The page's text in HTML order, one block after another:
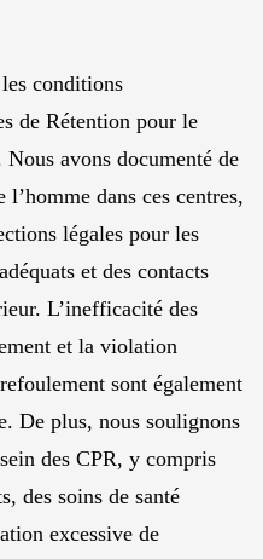
conditions
de Rétention pour le
avons documenté de
dans ces centres,
légales pour les
et des contacts
L’inefficacité des
et la violation
sont également
De plus, nous soulignons
des CPR, y compris
des soins de santé
excessive de